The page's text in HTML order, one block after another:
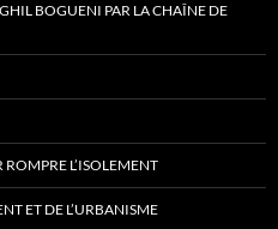
BOGUENI PAR LA CHAÎNE DE
L’ISOLEMENT
ET DE L’URBANISME